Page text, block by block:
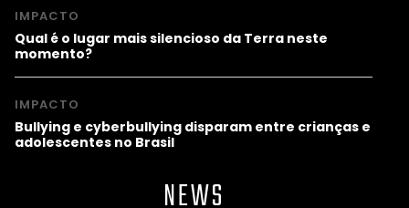
IMPACTO
Qual é o lugar mais silencioso da Terra neste
momento?
IMPACTO
Bullying e cyberbullying disparam entre crianças e
adolescentes no Brasil
NEWS